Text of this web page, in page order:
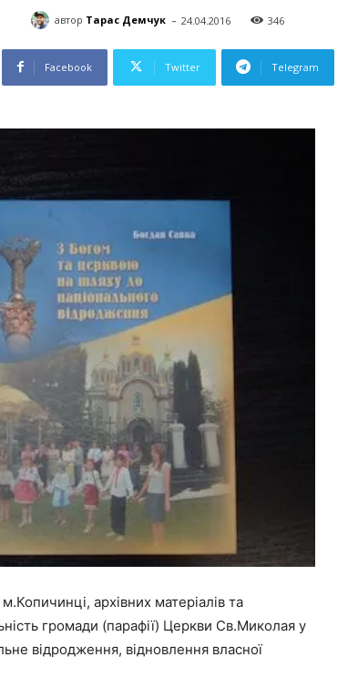
автор Тарас Демчук - 24.04.2016 346
Facebook Twitter Telegram
архівних матеріалів та
громади (парафії) Церкви Св.Миколая у
відродження, відновлення власної